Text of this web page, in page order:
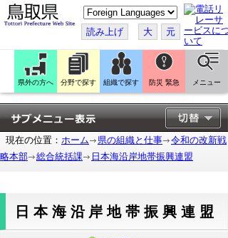
こ
の
ペ
ー
ジ
翻
訳
す
る
読み上げ 大 元
県外の方へ 分野で探す 組織で探す 防災 緊急 メニュー
現在の位置： ホーム 県の組織と仕事
令和の改新戦
略本部
総合統括課 日本海沿岸地帯振興連盟
日本海沿岸地帯振興連盟